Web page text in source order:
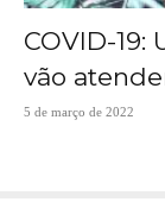
COVID-19:
vão
5 de março de 2022